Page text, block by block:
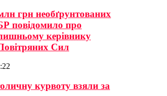
грн необґрунтованих
повідомило про
керівнику
Сил
курвоту взяли за